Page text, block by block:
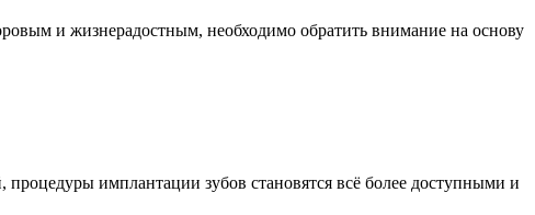
и жизнерадостным, необходимо обратить внимание на основу
имплантации зубов становятся всё более доступными и